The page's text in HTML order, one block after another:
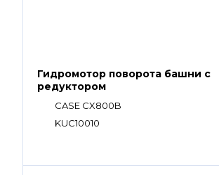
Гидромотор поворота башни с
редуктором
CASE CX800B
KUC10010